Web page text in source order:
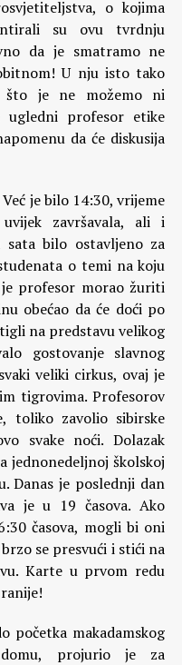
o kojima
su ovu tvrdnju
da je smatramo ne
U nju isto tako
što je ne možemo ni
profesor etike
da će diskusija
je bilo 14:30, vrijeme
završavala, ali i
sata bilo ostavljeno za
o temi na koju
je profesor morao žuriti
obećao da će doći po
na predstavu velikog
gostovanje slavnog
veliki cirkus, ovaj je
tigrovima. Profesorov
toliko zavolio sibirske
svake noći. Dolazak
jednonedeljnoj školskoj
Danas je poslednji dan
je u 19 časova. Ako
časova, mogli bi oni
se presvući i stići na
Karte u prvom redu
početka makadamskog
projurio je za